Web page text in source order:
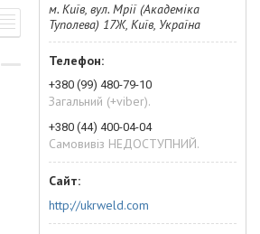
м. Київ, вул. Мрії (Академіка
Туполева) 17Ж, Київ, Україна
+380 (99) 480-79-10
Загальний (+viber).
+380 (44) 400-04-04
Самовивіз НЕДОСТУПНИЙ.
http://ukrweld.com